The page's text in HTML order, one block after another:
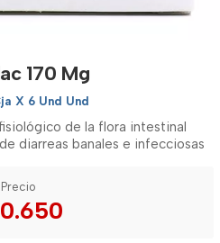
170 Mg
X 6 Und Und
de la flora intestinal
diarreas banales e infecciosas
Precio